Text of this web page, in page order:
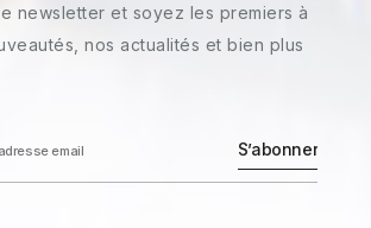
newsletter et soyez les premiers à
nos actualités et bien plus